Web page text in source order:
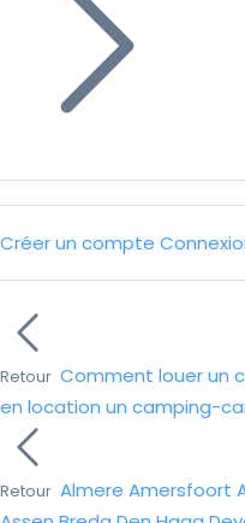
Créer un compte
Retour Comment louer un
en location un camping-
Retour Almere Amersfoort